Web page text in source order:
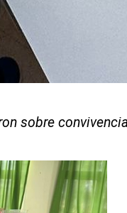
sobre